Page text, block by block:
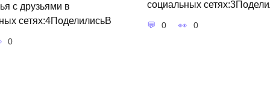
с друзьями в
сетях:4ПоделилисьВ
0
социальных
0 0